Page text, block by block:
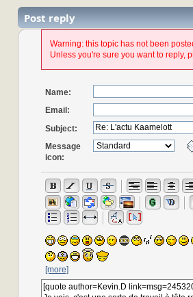
Post reply
Warning: this topic has not been
Unless you're sure you want to reply,
Name:
Email:
Subject:
Message
icon:
[more]